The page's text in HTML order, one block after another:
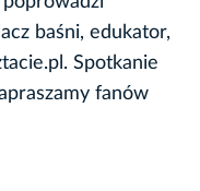
baśni, edukator,
Spotkanie
fanów